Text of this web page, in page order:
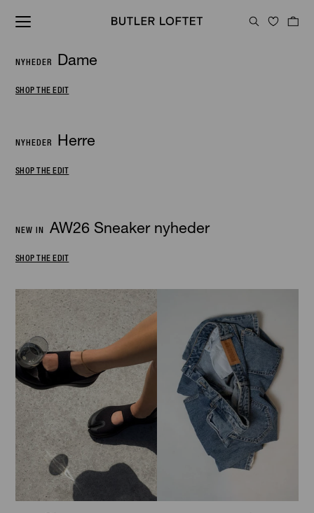
NYHEDER Dame
SHOP THE EDIT
NYHEDER Herre
SHOP THE EDIT
NEW IN AW26 Sneaker nyheder
SHOP THE EDIT